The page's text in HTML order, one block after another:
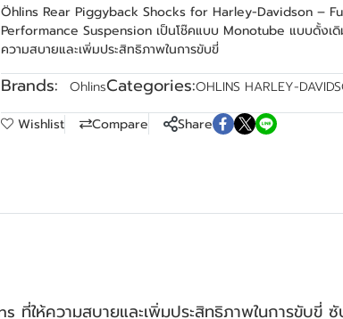
Öhlins Rear Piggyback Shocks for Harley-Davidson –
Performance Suspension เป็นโช๊คแบบ Monotube แบบดั้งเ
ความสบายและเพิ่มประสิทธิภาพในการขับขี่
Brands: OhlinsCategories:OHLINS HARLEY-
Wishlist
Compare Share
ห้ความสบายและเพิ่มประสิทธิภาพในการขับขี่